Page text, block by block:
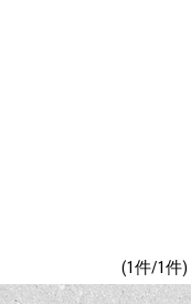
(1件/1件)